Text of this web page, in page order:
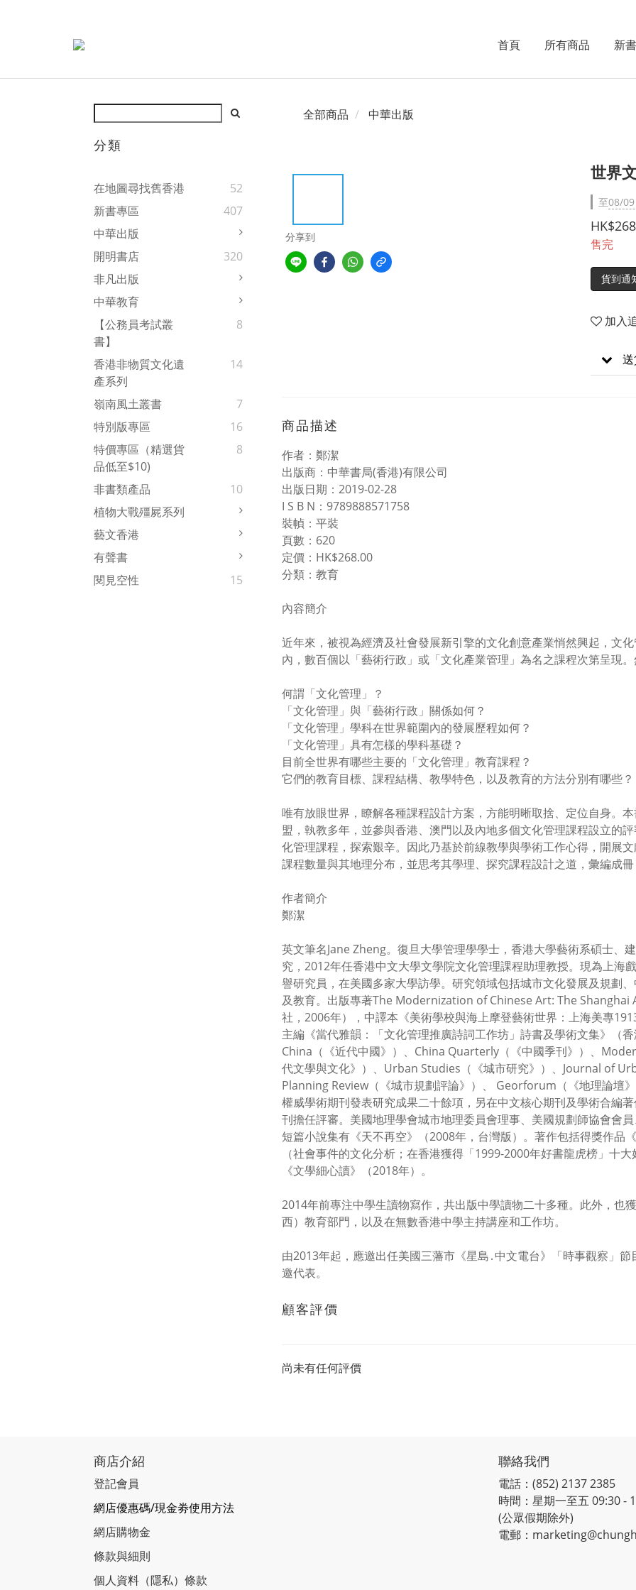
首頁 所有商品 新
分類
在地圖尋找舊香港
52
新書專區
407
中華出版
開明書店
320
非凡出版
中華教育
【公務員考試叢
書】
8
香港非物質文化遺
產系列
14
嶺南風土叢書
7
特別版專區
16
特價專區（精選貨
品低至$10)
8
非書類產品
10
植物大戰殭屍系列
藝文香港
有聲書
閱見空性
15
全部商品 中華出版
分享到
世界
至08/
售完
貨到通
加入
商品描述
作者：鄭潔
出版商：中華書局(香港)有限公司
出版日期：2019-02-28
I S B N：9789888571758
裝幀：平裝
頁數：620
定價：HK$268.00
分類：教育
內容簡介
近年來，被視為經濟及社會發展新引擎的文化創意產業悄然興起，文
內，數百個以「藝術行政」或「文化產業管理」為名之課程次第呈現
何謂「文化管理」？
「文化管理」與「藝術行政」關係如何？
「文化管理」學科在世界範圍內的發展歷程如何？
「文化管理」具有怎樣的學科基礎？
目前全世界有哪些主要的「文化管理」教育課程？
它們的教育目標、課程結構、教學特色，以及教育的方法分別有哪些？
唯有放眼世界，瞭解各種課程設計方案，方能明晰取捨、定位自身。
盟，執教多年，並參與香港、澳門以及內地多個文化管理課程設立的
化管理課程，探索艱辛。因此乃基於前線教學與學術工作心得，開展
課程數量與其地理分布，並思考其學理、探究課程設計之道，彙編成冊
作者簡介
鄭潔
英文筆名Jane Zheng。復旦大學管理學學士，香港大學藝術系碩士、
究，2012年任香港中文大學文學院文化管理課程助理教授。現為上海
譽研究員，在美國多家大學訪學。研究領域包括城市文化發展及規劃
及教育。出版專著The Modernization of Chinese Art: The Shanghai
社，2006年），中譯本《美術學校與海上摩登藝術世界：上海美專
主編《當代雅韻：「文化管理推廣詩詞工作坊」詩書及學術文集》（
China（《近代中國》）、China Quarterly（《中國季刊》）、
代文學與文化》）、Urban Studies（《城市研究》）、Journal of
Planning Review（《城市規劃評論》）、 Georforum（《地理論壇
權威學術期刊發表研究成果二十餘項，另在中文核心期刊及學術合編
刊擔任評審。美國地理學會城市地理委員會理事、美國規劃師協會會員
短篇小說集有《天不再空》（2008年，台灣版）。著作包括得獎作品
（社會事件的文化分析；在香港獲得「1999-2000年好書龍虎榜」十
《文學細心讀》（2018年）。
2014年前專注中學生讀物寫作，共出版中學讀物二十多種。此外，也
西）教育部門，以及在無數香港中學主持講座和工作坊。
由2013年起，應邀出任美國三藩市《星島․中文電台》「時事觀察」
邀代表。
顧客評價
尚未有任何評價
商店介紹
登記會員
網店優惠碼/現金劵使用方法
網店購物金
條款與細則
個人資料（隱私）條款
聯絡我們
電話：(852) 2137 2385
時間：星期一至五 09:30 -
(公眾假期除外)
電郵：